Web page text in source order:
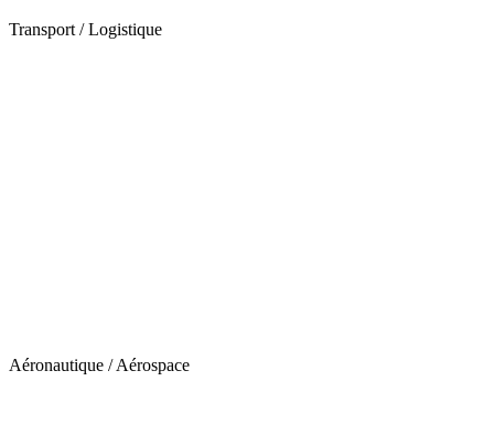
Transport / Logistique
Aéronautique / Aérospace